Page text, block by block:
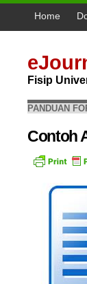
Home
Fisip
PANDUAN
Contoh